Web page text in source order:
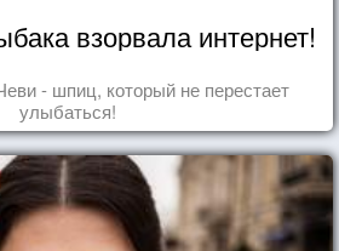
взорвала интернет!
- шпиц, который не перестает
улыбаться!